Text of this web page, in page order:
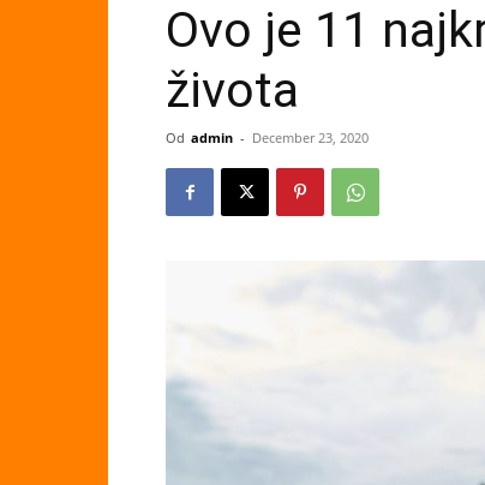
Ovo je 11
života
Od admin - December 23, 2020